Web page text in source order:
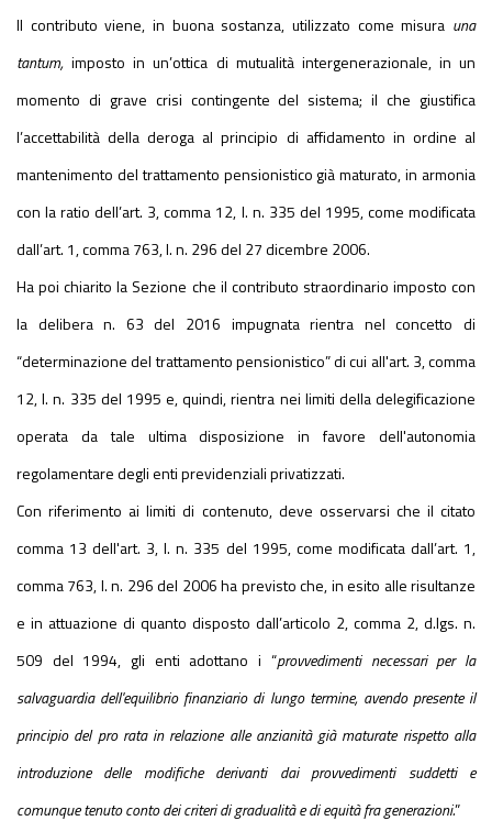
Il contributo viene, in buona sostanza, utilizzato come misura una
tantum, imposto in un’ottica di mutualità intergenerazionale, in un
momento di grave crisi contingente del sistema; il che giustifica
l’accettabilità della deroga al principio di affidamento in ordine al
mantenimento del trattamento pensionistico già maturato, in armonia
con la ratio dell’art. 3, comma 12, l. n. 335 del 1995, come modificata
dall’art. 1, comma 763, l. n. 296 del 27 dicembre 2006.
Ha poi chiarito la Sezione che il contributo straordinario imposto con
la delibera n. 63 del 2016 impugnata rientra nel concetto di
“determinazione del trattamento pensionistico” di cui all'art. 3, comma
12, l. n. 335 del 1995 e, quindi, rientra nei limiti della delegificazione
operata da tale ultima disposizione in favore dell'autonomia
regolamentare degli enti previdenziali privatizzati.
Con riferimento ai limiti di contenuto, deve osservarsi che il citato
comma 13 dell'art. 3, l. n. 335 del 1995, come modificata dall’art. 1,
comma 763, l. n. 296 del 2006 ha previsto che, in esito alle risultanze
e in attuazione di quanto disposto dall’articolo 2, comma 2, d.lgs. n.
509 del 1994, gli enti adottano i “provvedimenti necessari per la
salvaguardia dell'equilibrio finanziario di lungo termine, avendo presente il
principio del pro rata in relazione alle anzianità già maturate rispetto alla
introduzione delle modifiche derivanti dai provvedimenti suddetti e
comunque tenuto conto dei criteri di gradualità e di equità fra generazioni.”